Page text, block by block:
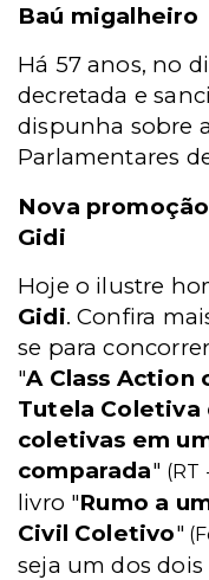
Baú migalheiro
Há 57 anos, no
decretada e
dispunha sobre
Parlamentares
Nova
Gidi
Hoje o ilustre
Gidi. Confira
se para
"A Class Action
Tutela Coletiva
coletivas em
comparada" (RT
livro "Rumo a
Civil Coletivo"
seja um dos